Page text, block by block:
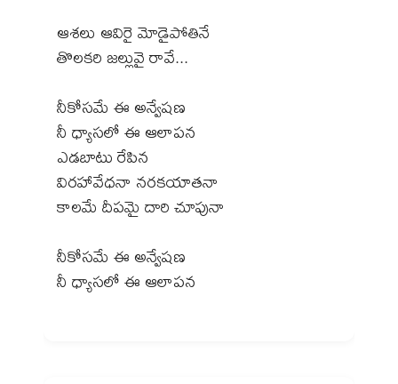
ఆశలు ఆవిరై మోడైపోతినే
తొలకరి జల్లువై రావే...
నీకోసమే ఈ అన్వేషణ
నీ ధ్యాసలో ఈ ఆలాపన
ఎడబాటు రేపిన
విరహావేధనా నరకయాతనా
కాలమే దీపమై దారి చూపునా
నీకోసమే ఈ అన్వేషణ
నీ ధ్యాసలో ఈ ఆలాపన